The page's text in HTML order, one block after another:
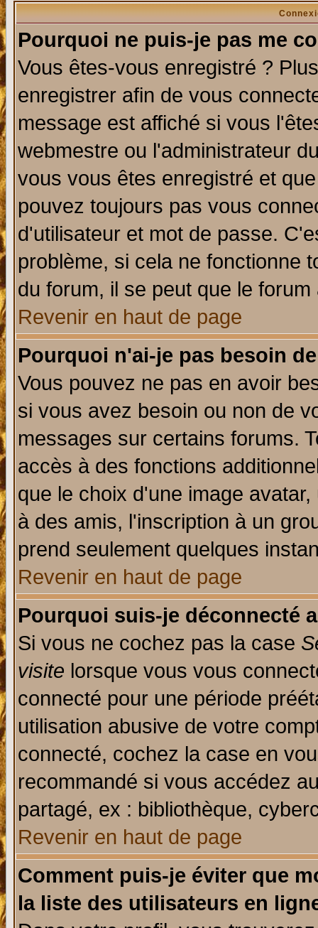
Pourquoi ne puis-je pas me
Vous êtes-vous enregistré ?
enregistrer afin de vous
message est affiché si vous
webmestre ou l'administrateur
vous vous êtes enregistré et
pouvez toujours pas vous
d'utilisateur et mot de passe.
problème, si cela ne fonctionne
du forum, il se peut que le
Revenir en haut de page
Pourquoi n'ai-je pas besoin
Vous pouvez ne pas en avoir
si vous avez besoin ou non de
messages sur certains forums.
accès à des fonctions
que le choix d'une image
à des amis, l'inscription à un
prend seulement quelques
Revenir en haut de page
Pourquoi suis-je déconnecté
Si vous ne cochez pas la case
visite lorsque vous vous
connecté pour une période
utilisation abusive de votre
connecté, cochez la case en
recommandé si vous accédez
partagé, ex : bibliothèque,
Revenir en haut de page
Comment puis-je éviter que
la liste des utilisateurs en